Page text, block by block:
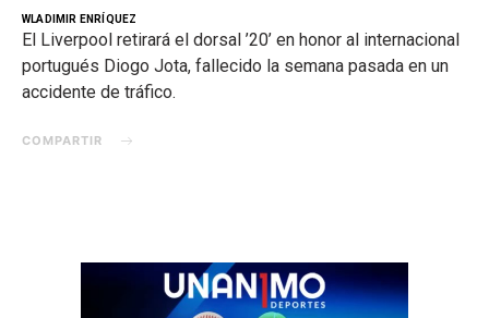
WLADIMIR ENRÍQUEZ
El Liverpool retirará el dorsal ’20’ en honor al internacional
portugués Diogo Jota, fallecido la semana pasada en un
accidente de tráfico.
COMPARTIR